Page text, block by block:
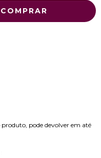
produto, pode devolver em até